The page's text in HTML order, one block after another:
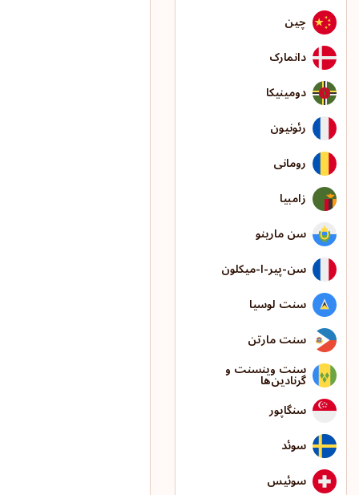
چین
دانمارک
دومینیکا
رئونیون
رومانی
زامبیا
سن مارینو
سن-پیر-ا-میکلون
سنت لوسیا
سنت مارتن
سنت وینسنت و
گرنادین‌ها
سنگاپور
سوئد
سوئیس